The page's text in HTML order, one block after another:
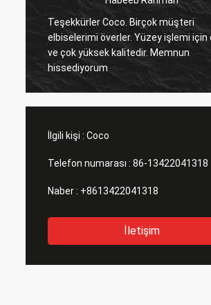
Benim için her zaman iyi bir iş çıkardın!
Noel vitrini vitrin rafları geldi. Kurulumdan
sonra, size fotoğraf göndeririz. Çok
teşekkürler.
İlgili kişi : Coco
Telefon numarası : 86-13422041318
Naber : +8613422041318
İletişim